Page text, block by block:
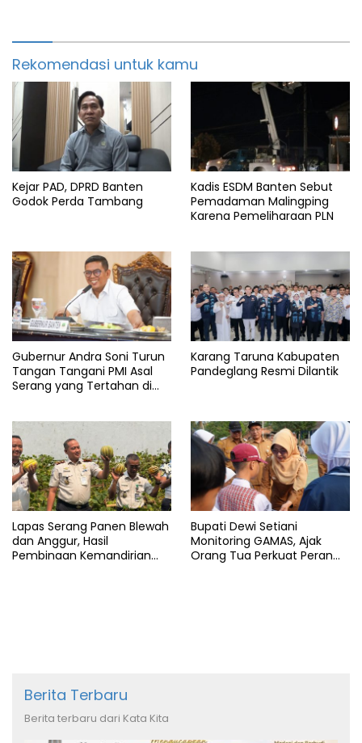
Rekomendasi untuk kamu
Kejar PAD, DPRD Banten
Godok Perda Tambang
Kadis ESDM Banten Sebut
Pemadaman Malingping
Karena Pemeliharaan PLN
Gubernur Andra Soni Turun
Tangan Tangani PMI Asal
Serang yang Tertahan di
Karang Taruna Kabupaten
Pandeglang Resmi Dilantik
Lapas Serang Panen Blewah
dan Anggur, Hasil
Pembinaan Kemandirian
Bupati Dewi Setiani
Monitoring GAMAS, Ajak
Orang Tua Perkuat Peran
Berita Terbaru
Berita terbaru dari Kata Kita